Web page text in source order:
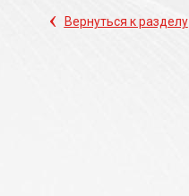
‹ Вернуться к разделу